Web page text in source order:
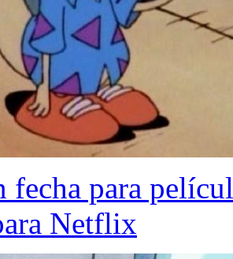
fecha para
Netflix